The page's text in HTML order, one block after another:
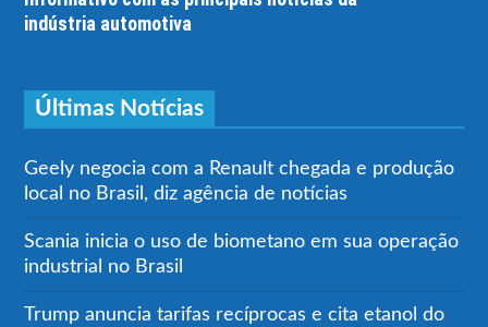
indústria automotiva
Últimas Notícias
Geely negocia com a Renault chegada e produção
local no Brasil, diz agência de notícias
Scania inicia o uso de biometano em sua operação
industrial no Brasil
Trump anuncia tarifas recíprocas e cita etanol do